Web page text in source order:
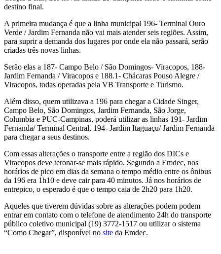
destino final.
A primeira mudança é que a linha municipal 196- Terminal Ouro
Verde / Jardim Fernanda não vai mais atender seis regiões. Assim,
para suprir a demanda dos lugares por onde ela não passará, serão
criadas três novas linhas.
Serão elas a 187- Campo Belo / São Domingos- Viracopos, 188-
Jardim Fernanda / Viracopos e 188.1- Chácaras Pouso Alegre /
Viracopos, todas operadas pela VB Transporte e Turismo.
Além disso, quem utilizava a 196 para chegar a Cidade Singer,
Campo Belo, São Domingos, Jardim Fernanda, São Jorge,
Columbia e PUC-Campinas, poderá utilizar as linhas 191- Jardim
Fernanda/ Terminal Central, 194- Jardim Itaguaçu/ Jardim Fernanda
para chegar a seus destinos.
Com essas alterações o transporte entre a região dos DICs e
Viracopos deve teronar-se mais rápido. Segundo a Emdec, nos
horários de pico em dias da semana o tempo médio entre os ônibus
da 196 era 1h10 e deve cair para 40 minutos. Já nos horários de
entrepico, o esperado é que o tempo caia de 2h20 para 1h20.
Aqueles que tiverem dúvidas sobre as alterações podem podem
entrar em contato com o telefone de atendimento 24h do transporte
público coletivo municipal (19) 3772-1517 ou utilizar o sistema
“Como Chegar”, disponível no site da Emdec.